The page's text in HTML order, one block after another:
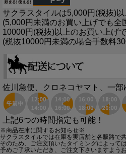
サクラスタイルは5,000円(税抜)
(5,000円未満のお買い上げでも全
10000円(税抜)以上のお買い上げ
(税抜10000円未満の場合手数料
佐川急便、クロネコヤマト、一
上記6つの時間指定も可能！
※商品在庫に関するお知らせ※
サクラスタイルでは在庫を実店舗と各販路で
そのため、ご注文頂いたタイミングによって
予めご了承いただき、ご注文下さいますよう